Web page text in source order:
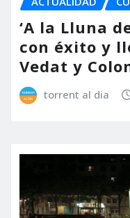
‘A la Lluna
con éxito y
Vedat y
torrent al dia